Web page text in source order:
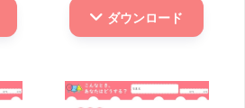
ダウンロード